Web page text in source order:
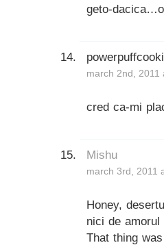
geto-
march 2nd, 2011
cred ca-mi
Mishu
march 3rd, 2011
Honey,
nici de
That thing